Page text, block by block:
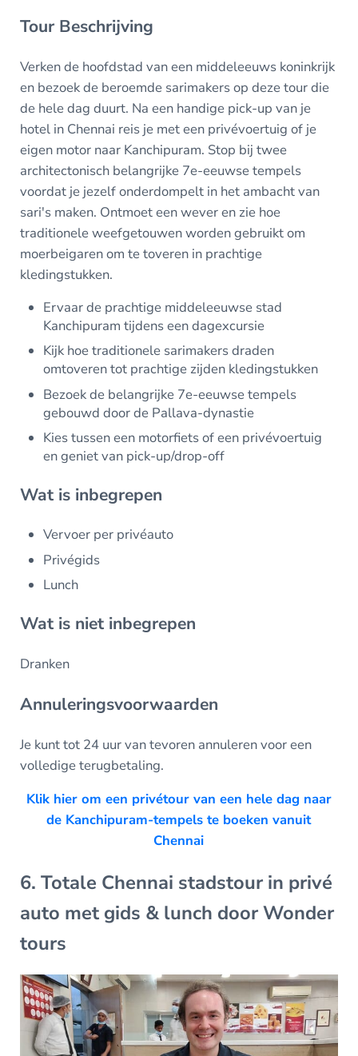
Tour Beschrijving
Verken de hoofdstad van een middeleeuws koninkrijk
en bezoek de beroemde sarimakers op deze tour die
de hele dag duurt. Na een handige pick-up van je
hotel in Chennai reis je met een privévoertuig of je
eigen motor naar Kanchipuram. Stop bij twee
architectonisch belangrijke 7e-eeuwse tempels
voordat je jezelf onderdompelt in het ambacht van
sari's maken. Ontmoet een wever en zie hoe
traditionele weefgetouwen worden gebruikt om
moerbeigaren om te toveren in prachtige
kledingstukken.
Ervaar de prachtige middeleeuwse stad
Kanchipuram tijdens een dagexcursie
Kijk hoe traditionele sarimakers draden
omtoveren tot prachtige zijden kledingstukken
Bezoek de belangrijke 7e-eeuwse tempels
gebouwd door de Pallava-dynastie
Kies tussen een motorfiets of een privévoertuig
en geniet van pick-up/drop-off
Wat is inbegrepen
Vervoer per privéauto
Privégids
Lunch
Wat is niet inbegrepen
Dranken
Annuleringsvoorwaarden
Je kunt tot 24 uur van tevoren annuleren voor een
volledige terugbetaling.
Klik hier om een privétour van een hele dag naar
de Kanchipuram-tempels te boeken vanuit
Chennai
6. Totale Chennai stadstour in privé
auto met gids & lunch door Wonder
tours